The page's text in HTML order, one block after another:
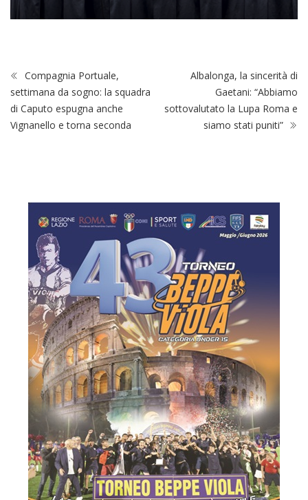
Compagnia Portuale,
settimana da sogno: la squadra
di Caputo espugna anche
Vignanello e torna seconda
Albalonga, la sincerità di
Gaetani: “Abbiamo
sottovalutato la Lupa Roma e
siamo stati puniti”